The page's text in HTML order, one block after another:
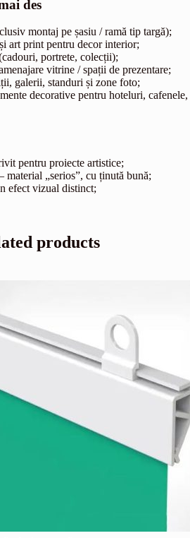
des
montaj pe șasiu / ramă tip targă);
art print pentru decor interior;
portrete, colecții);
vitrine / spații de prezentare;
galerii, standuri și zone foto;
decorative pentru hoteluri, cafenele,
pentru proiecte artistice;
material „serios”, cu ținută bună;
efect vizual distinct;
products